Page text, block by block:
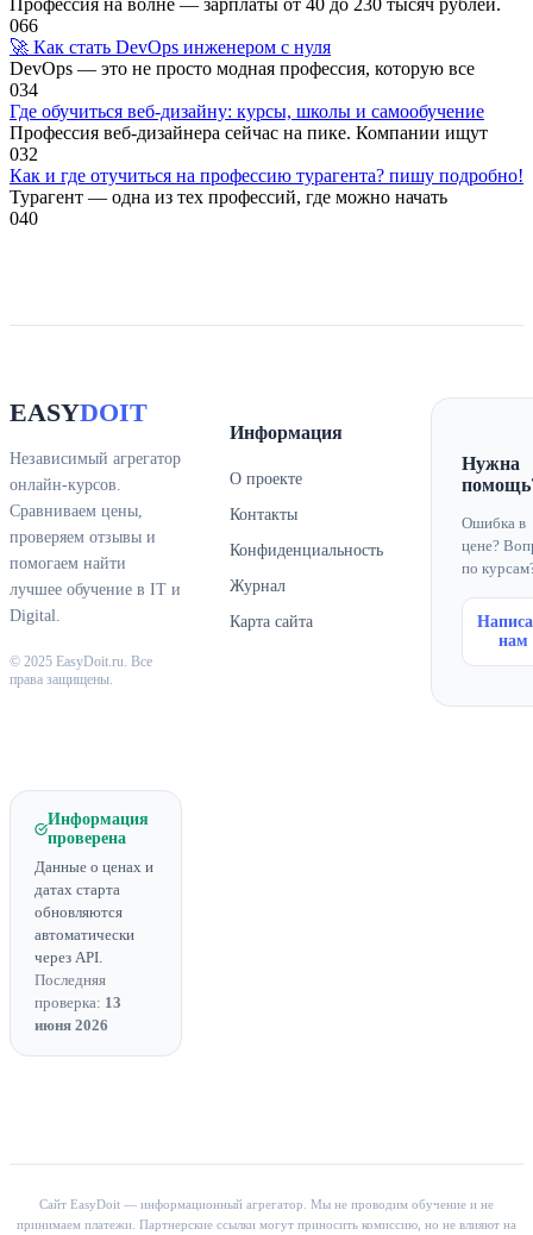
066
🚀 Как стать DevOps инженером с нуля
DevOps — это не просто модная профессия, которую все
034
Где обучиться веб-дизайну: курсы, школы и самообучение
Профессия веб-дизайнера сейчас на пике. Компании ищут
032
Как и где отучиться на профессию турагента? пишу подробно!
Турагент — одна из тех профессий, где можно начать
040
EASYDOIT
Независимый агрегатор
онлайн-курсов.
Сравниваем цены,
проверяем отзывы и
помогаем найти
лучшее обучение в IT и
Digital.
© 2025 EasyDoit.ru. Все
права защищены.
Информация
О проекте
Контакты
Конфиденциальность
Журнал
Карта сайта
Нужна
Ошибка в
цене?
по
нам
Информация
проверена
Данные о ценах и
датах старта
обновляются
автоматически
через API.
Последняя
проверка: 13
июня 2026
Сайт EasyDoit — информационный агрегатор. Мы не проводим обучение и не
принимаем платежи. Партнерские ссылки могут приносить комиссию, но не влияют на